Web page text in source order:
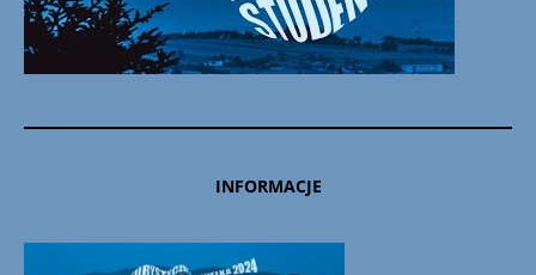
INFORMACJE